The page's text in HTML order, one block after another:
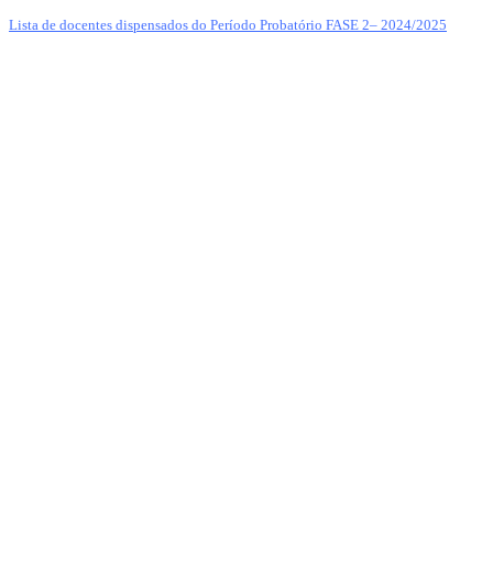
Lista de docentes dispensados do Período Probatório FASE 2– 2024/2025